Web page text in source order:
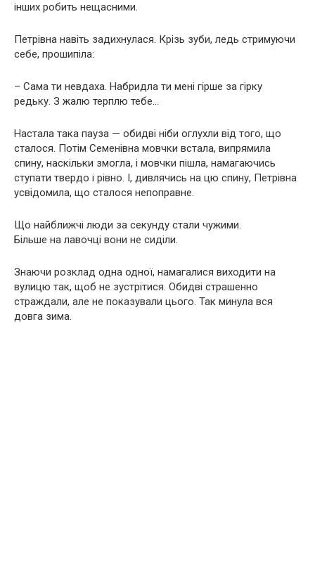
інших робить нещасними.
Петрівна навіть задихнулася. Крізь зуби, ледь стримуючи
себе, прошипіла:
– Сама ти невдаха. Набридла ти мені гірше за гірку
редьку. З жалю терплю тебе…
Настала така пауза — обидві ніби оглухли від того, що
сталося. Потім Семенівна мовчки встала, випрямила
спину, наскільки змогла, і мовчки пішла, намагаючись
ступати твердо і рівно. І, дивлячись на цю спину, Петрівна
усвідомила, що сталося непоправне.
Що найближчі люди за секунду стали чужими.
Більше на лавочці вони не сиділи.
Знаючи розклад одна одної, намагалися виходити на
вулицю так, щоб не зустрітися. Обидві страшенно
страждали, але не показували цього. Так минула вся
довга зима.